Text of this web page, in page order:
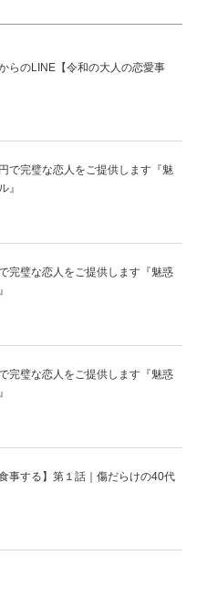
らのLINE【令和の大人の恋愛事
で完璧な恋人をご提供します『魅
』
完璧な恋人をご提供します『魅惑
完璧な恋人をご提供します『魅惑
事する】第１話｜傷だらけの40代